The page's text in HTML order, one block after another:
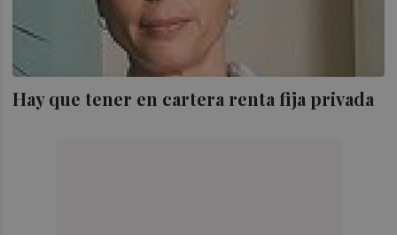
Hay que tener en cartera renta fija privada